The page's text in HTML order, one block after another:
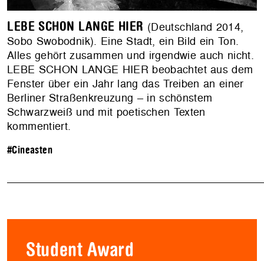
LEBE SCHON LANGE HIER (Deutschland 2014,
Sobo Swobodnik). Eine Stadt, ein Bild ein Ton.
Alles gehört zusammen und irgendwie auch nicht.
LEBE SCHON LANGE HIER beobachtet aus dem
Fenster über ein Jahr lang das Treiben an einer
Berliner Straßenkreuzung – in schönstem
Schwarzweiß und mit poetischen Texten
kommentiert.
#Cineasten
Student Award